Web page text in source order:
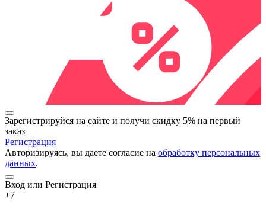
Зарегистрируйся на сайте и получи скидку 5% на первый
заказ
Регистрация
Авторизируясь, вы даете согласие на обработку персональных
данных.
Вход или Регистрация
+7